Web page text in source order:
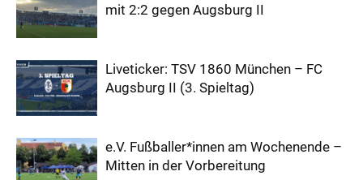
mit 2:2 gegen Augsburg II
Liveticker: TSV 1860 München – FC
Augsburg II (3. Spieltag)
e.V. Fußballer*innen am Wochenende –
Mitten in der Vorbereitung